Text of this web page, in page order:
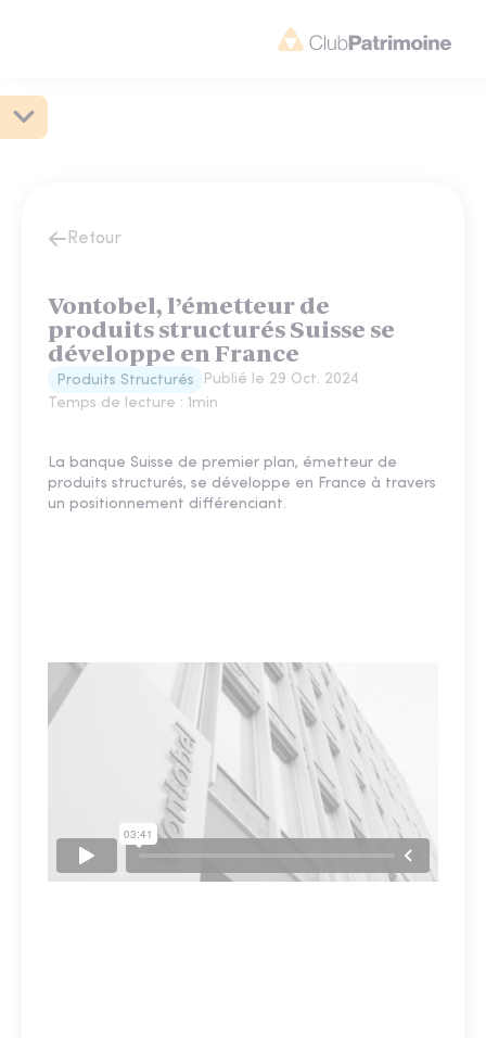
Retour
Vontobel, l’émetteur de
produits structurés Suisse se
développe en France
Produits Structurés Publié le 29 Oct. 2024
Temps de lecture : 1min
La banque Suisse de premier plan, émetteur de
produits structurés, se développe en France à travers
un positionnement différenciant.